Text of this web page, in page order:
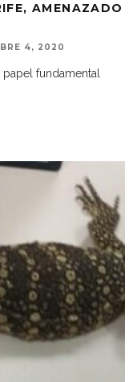
AMENAZADO
4, 2020
papel fundamental